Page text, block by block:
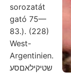
sorozatát
gató 75—
83.). (228)
West-
Argentinien.
שטיקילאםסע